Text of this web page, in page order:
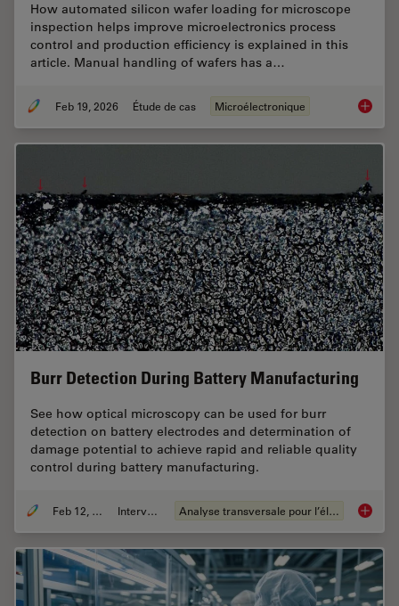
How automated silicon wafer loading for microscope
inspection helps improve microelectronics process
control and production efficiency is explained in this
article. Manual handling of wafers has a…
Feb 19, 2026 Étude de cas Microélectronique Safe
Burr Detection During Battery Manufacturing
See how optical microscopy can be used for burr
detection on battery electrodes and determination of
damage potential to achieve rapid and reliable quality
control during battery manufacturing.
Feb 12, 2026 Interviews Analyse transversale pour l’électronique Burr